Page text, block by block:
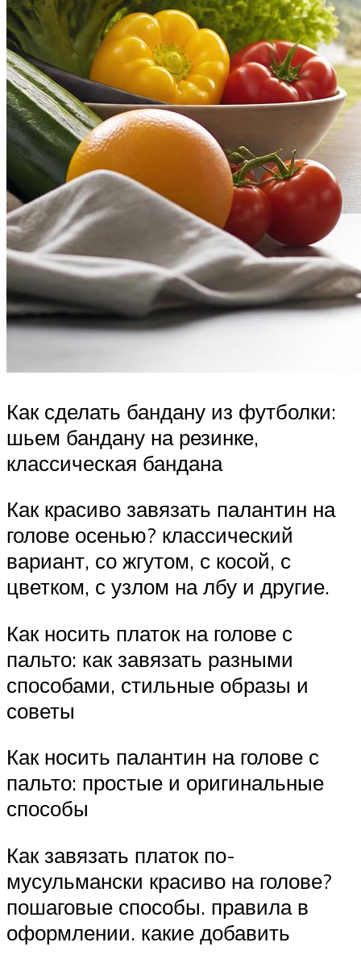
Как сделать бандану из футболки:
шьем бандану на резинке,
классическая бандана
Как красиво завязать палантин на
голове осенью? классический
вариант, со жгутом, с косой, с
цветком, с узлом на лбу и другие.
Как носить платок на голове с
пальто: как завязать разными
способами, стильные образы и
советы
Как носить палантин на голове с
пальто: простые и оригинальные
способы
Как завязать платок по-
мусульмански красиво на голове?
пошаговые способы. правила в
оформлении. какие добавить